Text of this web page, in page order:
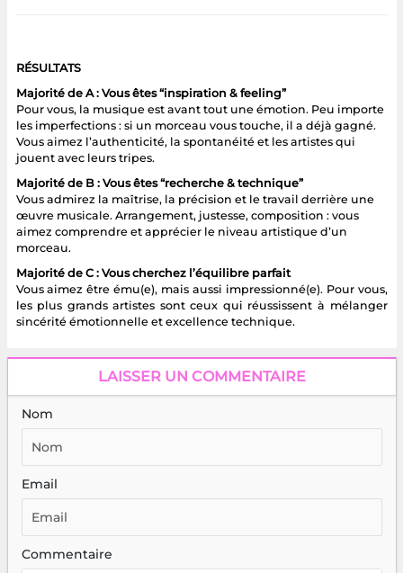
RÉSULTATS
Majorité de A : Vous êtes “inspiration & feeling”
Pour vous, la musique est avant tout une émotion. Peu importe
les imperfections : si un morceau vous touche, il a déjà gagné.
Vous aimez l’authenticité, la spontanéité et les artistes qui
jouent avec leurs tripes.
Majorité de B : Vous êtes “recherche & technique”
Vous admirez la maîtrise, la précision et le travail derrière une
œuvre musicale. Arrangement, justesse, composition : vous
aimez comprendre et apprécier le niveau artistique d’un
morceau.
Majorité de C : Vous cherchez l’équilibre parfait
Vous aimez être ému(e), mais aussi impressionné(e). Pour vous,
les plus grands artistes sont ceux qui réussissent à mélanger
sincérité émotionnelle et excellence technique.
LAISSER UN COMMENTAIRE
Nom
Email
Commentaire